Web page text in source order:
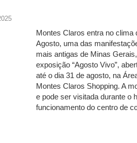
nacional: como Jaque Rosa
como planejar sua trajetória acadêmica
como usar dados e
limpa chega para brasileiros: ZCT
vs. Ferro: guia completo para escolher
e percepção do consumidor: como
Montes Claros entra no clima
Agosto, uma das
mais antigas de Minas
exposição “Agosto Vivo”,
até o dia 31 de agosto, na
Montes Claros Shopping. A
e pode ser visitada durante o
funcionamento do centro de